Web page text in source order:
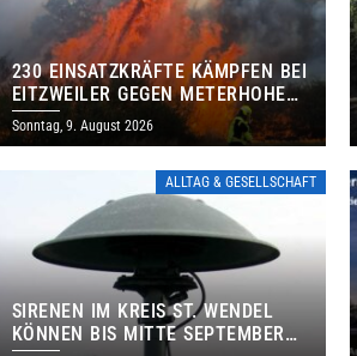
230 EINSATZKRÄFTE KÄMPFEN BEI
EITZWEILER GEGEN METERHOHE
FLAMMEN
Sonntag, 9. August 2026
ALLTAG & GESELLSCHAFT
SIRENEN IM KREIS ST. WENDEL
KÖNNEN BIS MITTE SEPTEMBER